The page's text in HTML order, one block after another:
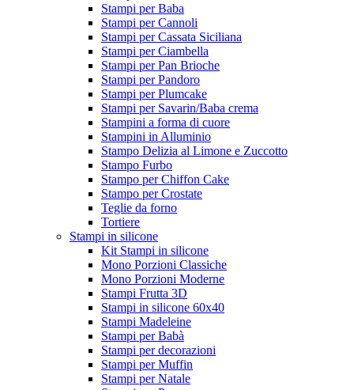
Stampi per Baba
Stampi per Cannoli
Stampi per Cassata Siciliana
Stampi per Ciambella
Stampi per Pan Brioche
Stampi per Pandoro
Stampi per Plumcake
Stampi per Savarin/Baba crema
Stampini a forma di cuore
Stampini in Alluminio
Stampo Delizia al Limone e Zuccotto
Stampo Furbo
Stampo per Chiffon Cake
Stampo per Crostate
Teglie da forno
Tortiere
Stampi in silicone
Kit Stampi in silicone
Mono Porzioni Classiche
Mono Porzioni Moderne
Stampi Frutta 3D
Stampi in silicone 60x40
Stampi Madeleine
Stampi per Babà
Stampi per decorazioni
Stampi per Muffin
Stampi per Natale